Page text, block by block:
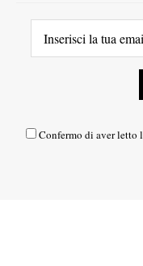
Confermo di aver letto